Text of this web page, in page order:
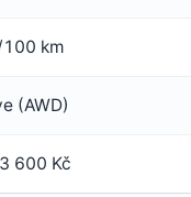
km
(AWD)
600 Kč